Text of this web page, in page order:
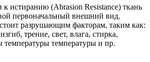
к истиранию (Abrasion Resistance) ткань
первоначальный внешний вид.
разрушающим факторам, таким как:
трение, свет, влага, стирка,
температуры температуры и пр.